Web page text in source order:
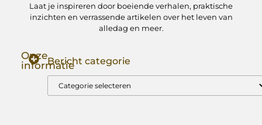
Laat je inspireren door boeiende verhalen, praktische
inzichten en verrassende artikelen over het leven van
alledag en meer.
Onze
informatieBericht categorie